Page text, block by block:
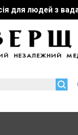
для людей з